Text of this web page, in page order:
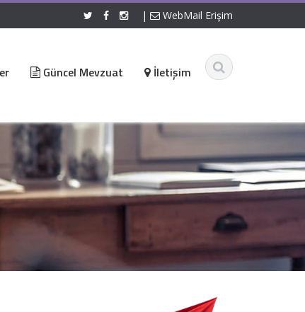
| WebMail Erişim
Güncel Mevzuat İletişim